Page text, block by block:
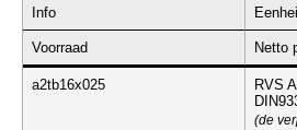
Info
Voorraad Netto
a2tb16x025
RVS
(de